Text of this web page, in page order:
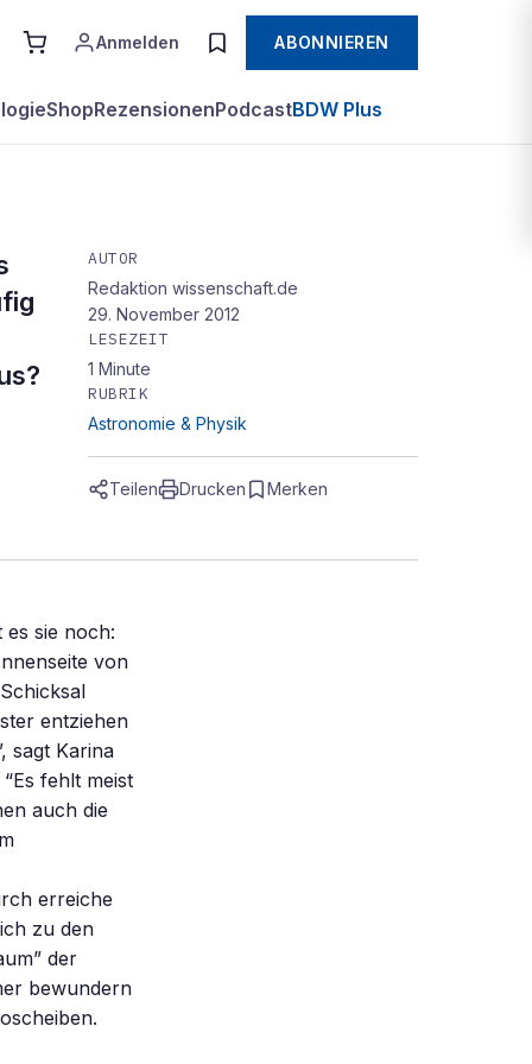
Anmelden ABONNIEREN
ShopRezensionenPodcastBDW Plus
AUTOR
Redaktion wissenschaft.de
29. November 2012
LESEZEIT
1 Minute
RUBRIK
Astronomie & Physik
Teilen Drucken Merken
sie noch:
von
entziehen
sagt Karina
fehlt meist
auch die
erreiche
zu den
der
bewundern